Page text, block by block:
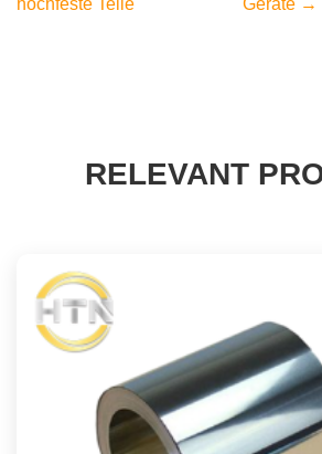
hochfeste Teile
Geräte →
RELEVANT